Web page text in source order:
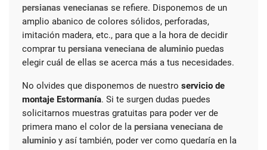
persianas venecianas se refiere. Disponemos de un
amplio abanico de colores sólidos, perforadas,
imitación madera, etc., para que a la hora de decidir
comprar tu persiana veneciana de aluminiopuedas
elegir cuál de ellas se acerca más a tus necesidades.
No olvides que disponemos de nuestro servicio de
montaje Estormanía. Si te surgen dudas puedes
solicitarnos muestras gratuitas para poder ver de
primera mano el color de lapersiana veneciana de
aluminio y así también, poder ver como quedaría en la